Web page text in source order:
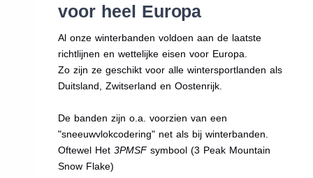
voor heel Europa
Al onze winterbanden voldoen aan de laatste
richtlijnen en wettelijke eisen voor Europa.
Zo zijn ze geschikt voor alle wintersportlanden als
Duitsland, Zwitserland en Oostenrijk.
De banden zijn o.a. voorzien van een
"sneeuwvlokcodering" net als bij winterbanden.
Oftewel Het3PMSFsymbool (3 Peak Mountain
Snow Flake)